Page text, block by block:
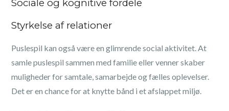
Sociale og kognitive fordele
Styrkelse af relationer
Puslespil kan også være en glimrende social aktivitet. At
samle puslespil sammen med familie eller venner skaber
muligheder for samtale, samarbejde og fælles oplevelser.
Det er en chance for at knytte bånd i et afslappet miljø.